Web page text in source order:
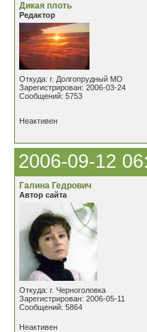
Дикая плоть
Редактор
Откуда: г. Долгопрудный МО
Зарегистрирован: 2006-03-24
Сообщений: 5753
Неактивен
2006-09-12
Галина Гедрович
Автор сайта
Откуда: г. Черноголовка
Зарегистрирован: 2006-05-11
Сообщений: 5864
Неактивен